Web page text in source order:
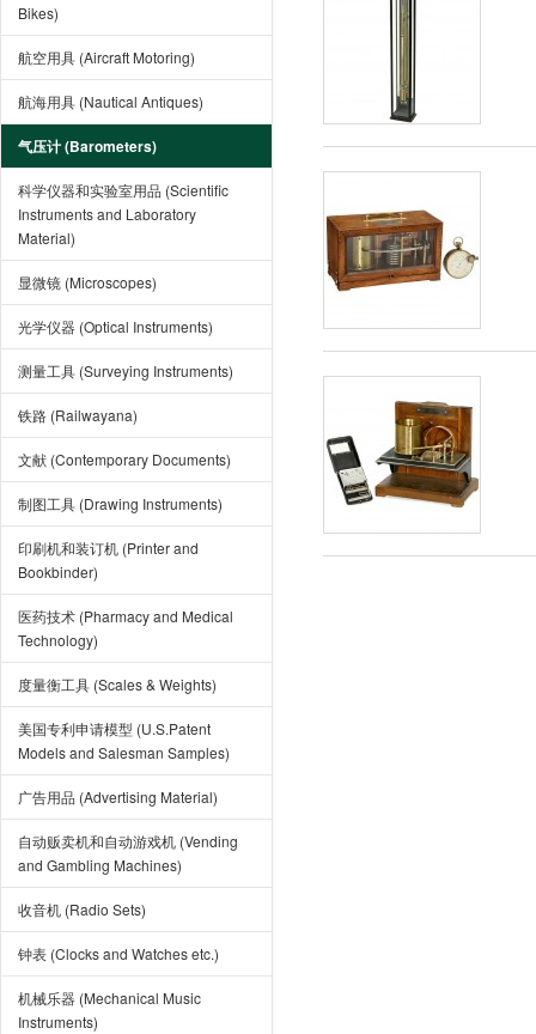
Bikes)
航空用具 (Aircraft Motoring)
航海用具 (Nautical Antiques)
气压计 (Barometers)
科学仪器和实验室用品 (Scientific
Instruments and Laboratory
Material)
显微镜 (Microscopes)
光学仪器 (Optical Instruments)
测量工具 (Surveying Instruments)
铁路 (Railwayana)
文献 (Contemporary Documents)
制图工具 (Drawing Instruments)
印刷机和装订机 (Printer and
Bookbinder)
医药技术 (Pharmacy and Medical
Technology)
度量衡工具 (Scales & Weights)
美国专利申请模型 (U.S.Patent
Models and Salesman Samples)
广告用品 (Advertising Material)
自动贩卖机和自动游戏机 (Vending
and Gambling Machines)
收音机 (Radio Sets)
钟表 (Clocks and Watches etc.)
机械乐器 (Mechanical Music
Instruments)